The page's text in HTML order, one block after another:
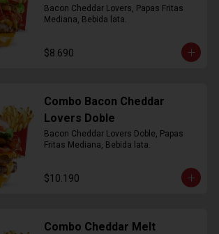
Bacon Cheddar Lovers, Papas Fritas
Mediana, Bebida lata.
$8.690
Combo Bacon Cheddar
Lovers Doble
Bacon Cheddar Lovers Doble, Papas
Fritas Mediana, Bebida lata.
$10.190
Combo Cheddar Melt